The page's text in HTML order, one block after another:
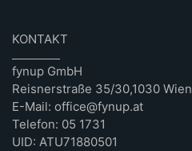
KONTAKT
fynup GmbH
Reisnerstraße 35/30,1030 Wien
E-Mail: office@fynup.at
Telefon: 05 1731
UID: ATU71880501